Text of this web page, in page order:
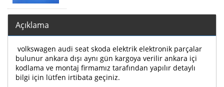
Açıklama
volkswagen audi seat skoda elektrik elektronik parçalar
bulunur ankara dışı aynı gün kargoya verilir ankara içi
kodlama ve montaj firmamız tarafından yapılır detaylı
bilgi için lütfen irtibata geçiniz.